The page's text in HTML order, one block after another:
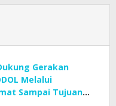
Gerakan
Melalui
Sampai Tujuan